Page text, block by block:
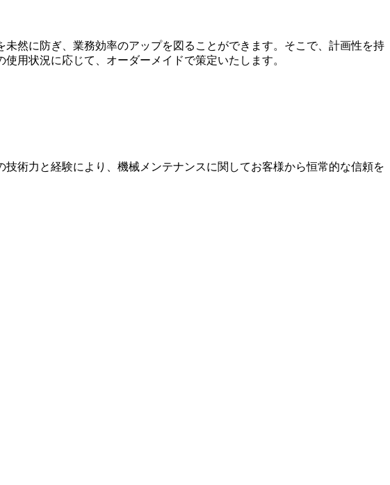
然に防ぎ、業務効率のアップを図ることができます。そこで、計画性を持
用状況に応じて、オーダーメイドで策定いたします。
術力と経験により、機械メンテナンスに関してお客様から恒常的な信頼を